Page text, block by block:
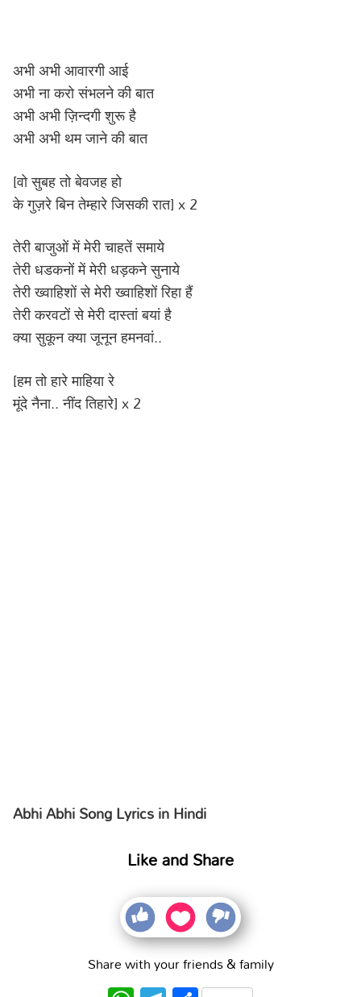
अभी अभी आवारगी आई
अभी ना करो संभलने की बात
अभी अभी ज़िन्दगी शुरू है
अभी अभी थम जाने की बात
[वो सुबह तो बेवजह हो
के गुज़रे बिन तेम्हारे जिसकी रात] x 2
तेरी बाजुओं में मेरी चाहतें समाये
तेरी धडकनों में मेरी धड़कने सुनाये
तेरी ख्वाहिशों से मेरी ख्वाहिशों रिहा हैं
तेरी करवटों से मेरी दास्तां बयां है
क्या सुकून क्या जूनून हमनवां..
[हम तो हारे माहिया रे
मूंदे नैना.. नींद तिहारे] x 2
Abhi Abhi Song Lyrics in Hindi
Like and Share
Share with your friends & family